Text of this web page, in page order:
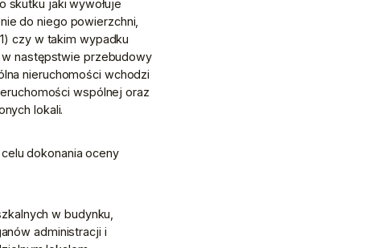
skutku jaki wywołuje
do niego powierzchni,
czy w takim wypadku
w następstwie przebudowy
nieruchomości wchodzi
wspólnej oraz
lokali.
dokonania oceny
w budynku,
administracji i